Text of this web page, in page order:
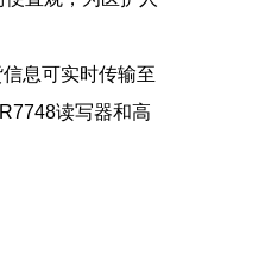
息可实时传输至
读写器和高